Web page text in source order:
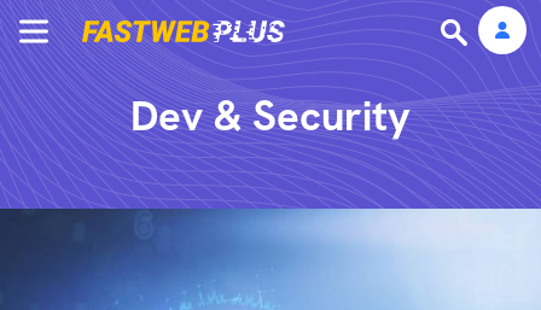
Dev & Security